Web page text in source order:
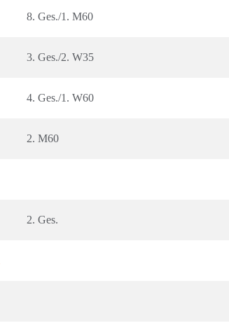
8. Ges./1. M60
3. Ges./2. W35
4. Ges./1. W60
2. M60
2. Ges.